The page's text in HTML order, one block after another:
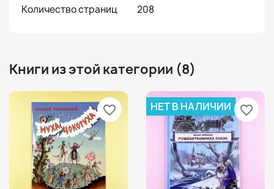
Количество страниц
208
Книги из этой категории (8)
favorite_border НЕТ В НАЛИЧИИ favorite_border